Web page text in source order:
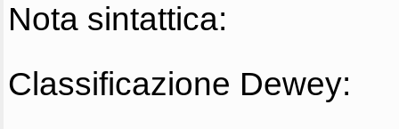
Nota sintattica:
Classificazione Dewey: